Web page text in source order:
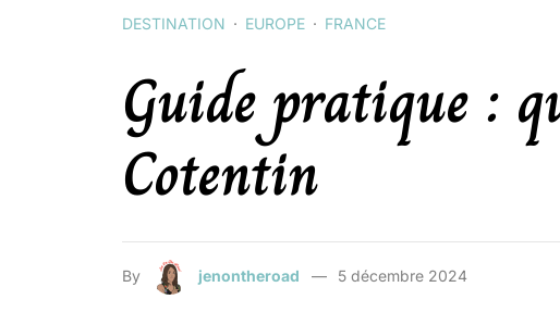
DESTINATION EUROPE FRANCE
Guide pratique :
Cotentin
By jenontheroad 5 décembre 2024